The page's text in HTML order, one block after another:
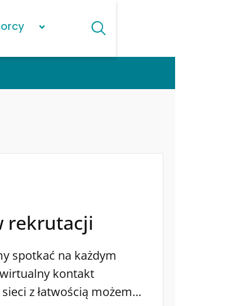
rekrutacji
spotkać na każdym
kontakt
z łatwością możemy